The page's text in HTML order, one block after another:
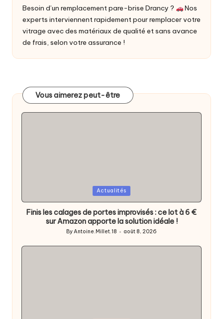
Besoin d’un remplacement pare-brise Drancy ?
Nos
experts interviennent rapidement pour remplacer votre
vitrage avec des matériaux de qualité et sans avance
de frais, selon votre assurance !
Vous aimerez peut-être
in
Actualités
Finis les calages de portes improvisés : ce lot à 6 €
sur Amazon apporte la solution idéale !
Posted
by
ByAntoine.Millet.18 août 8, 2026